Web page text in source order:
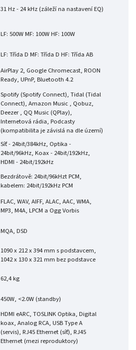
31 Hz - 24 kHz (záleží na nastavení EQ)
LF: 500W MF: 100W HF: 100W
LF: Třída D MF: Třída D HF: Třída AB
AirPlay 2, Google Chromecast, ROON
Ready, UPnP, Bluetooth 4.2
Spotify (Spotify Connect), Tidal (Tidal
Connect), Amazon Music , Qobuz,
Deezer , QQ Music (QPlay),
Internetová rádia, Podcasty
(kompatibilita je závislá na dle území)
Síť - 24bit/384kHz, Optika -
24bit/96kHz, Koax - 24bit/192kHz,
HDMI - 24bit/192kHz
Bezdrátově: 24bit/96kHzt PCM,
kabelem: 24bit/192kHz PCM
FLAC, WAV, AIFF, ALAC, AAC, WMA,
MP3, M4A, LPCM a Ogg Vorbis
MQA, DSD
1090 x 212 x 394 mm s podstavcem,
1042 x 130 x 321 mm bez podstavce
62,4 kg
450W, <2.0W (standby)
HDMI eARC, TOSLINK Optika, Digital
koax, Analog RCA, USB Type A
(servis), RJ45 Ethernet (síť), RJ45
Ethernet (mezi reproduktory)